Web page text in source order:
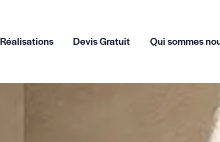
Réalisations Devis Gratuit Qui sommes